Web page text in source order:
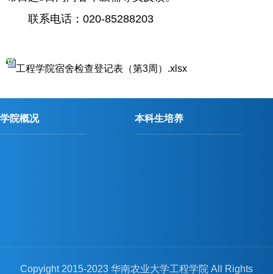
联系电话： 020-85288203
工程学院宿舍检查登记表（第3周）.xlsx
学院概况 本科生培养
Copyight 2015-2023 华南农业大学工程学院 All Rights